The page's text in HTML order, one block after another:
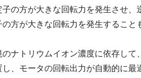
子の方が大きな回転力を発生させ
方が大きな回転力を発生すること
のナトリウムイオン濃度に依存し
、モータの回転出力が自動的に